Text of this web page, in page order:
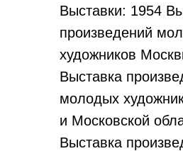
Выставки: 1954
произведений
художников
Выставка
молодых
и Московской
Выставка